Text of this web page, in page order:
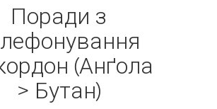
Поради з
(Анґола
> Бутан)